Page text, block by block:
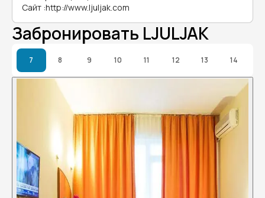
Сайт :http://www.ljuljak.com
Забронировать LJULJAK
7 8 9 10 11 12 13 14